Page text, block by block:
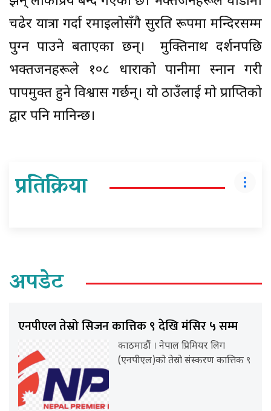
चढेर यात्रा गर्दा रमाइलोसँगै सुरक्षित रूपमा मन्दिरसम्म
पुग्न पाउने बताएका छन्। मुक्तिनाथ दर्शनपछि
भक्तजनहरूले १०८ धाराको पानीमा स्नान गरी
पापमुक्त हुने विश्वास गर्छन्। यो ठाउँलाई मोक्ष प्राप्तिको
द्वार पनि मानिन्छ।
प्रतिक्रिया
अपडेट
एनपीएल तेस्रो सिजन कात्तिक ९ देखि मंसिर ५ सम्म
काठमाडौं । नेपाल प्रिमियर लिग
(एनपीएल)को तेस्रो संस्करण कात्तिक ९